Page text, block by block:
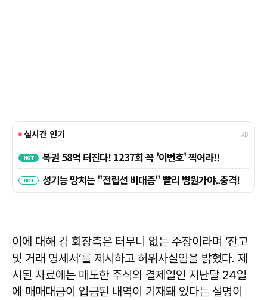
이에 대해 김 회장측은 터무니 없는 주장이라며 ‘잔고
및 거래 명세서’를 제시하고 허위사실임을 밝혔다. 제
시된 자료에는 매도한 주식의 결제일인 지난달 24일
에 매매대금이 입금된 내역이 기재돼 있다는 설명이